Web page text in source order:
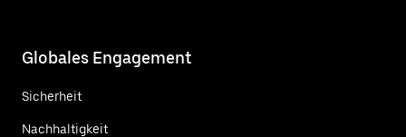
Globales Engagement
Sicherheit
Nachhaltigkeit